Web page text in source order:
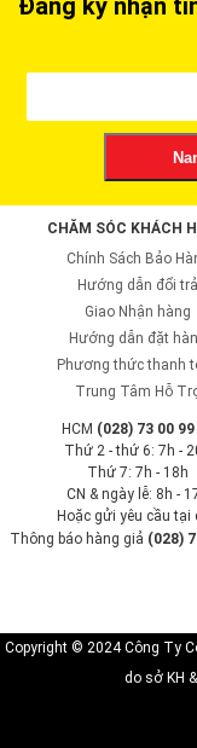
Đăng ký nhận
CHĂM SÓC KHÁCH
Chính Sách Bảo
Hướng dẫn đổi trả
Giao Nhận hàng
Hướng dẫn đặt
Phương thức thanh
Trung Tâm Hỗ
HCM (028) 73 00 99
Thứ 2 - thứ 6: 7h -
Thứ 7: 7h - 18h
CN & ngày lễ: 8h -
Hoặc gửi yêu cầu tại
Thông báo hàng giả (028)
Copyright © 2024 Công Ty
do sở KH